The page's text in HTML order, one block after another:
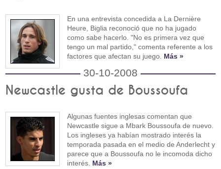
En una entrevista concedida a La Dernière
Heure, Biglia reconoció que no ha jugado
como sabe hacerlo. "No es primera vez que
tengo un mal partido," comenta referente a los
factores que afectan su juego. Más »
30-10-2008
Newcastle gusta de Boussoufa
Algunas fuentes inglesas comentan que
Newcastle sigue a Mbark Boussoufa de nuevo.
Los ingleses ya habían mostrado interés la
temporada pasada en el medio de Anderlecht y
parece que a Boussoufa no le incomoda dicho
interés. Más »